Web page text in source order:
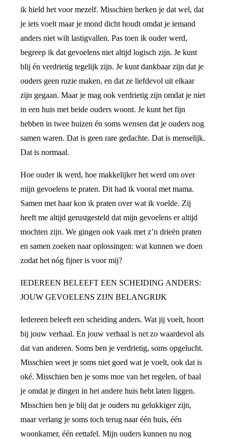
ik hield het voor mezelf. Misschien herken je dat wel, dat
je iets voelt maar je mond dicht houdt omdat je iemand
anders niet wilt lastigvallen. Pas toen ik ouder werd,
begreep ik dat gevoelens niet altijd logisch zijn. Je kunt
blij én verdrietig tegelijk zijn. Je kunt dankbaar zijn dat je
ouders geen ruzie maken, en dat ze liefdevol uit elkaar
zijn gegaan. Maar je mag ook verdrietig zijn omdat je niet
in een huis met beide ouders woont. Je kunt het fijn
hebben in twee huizen én soms wensen dat je ouders nog
samen waren. Dat is geen rare gedachte. Dat is menselijk.
Dat is normaal.
Hoe ouder ik werd, hoe makkelijker het werd om over
mijn gevoelens te praten. Dit had ik vooral met mama.
Samen met haar kon ik praten over wat ik voelde. Zij
heeft me altijd gerustgesteld dat mijn gevoelens er altijd
mochten zijn. We gingen ook vaak met z’n drieën praten
en samen zoeken naar oplossingen: wat kunnen we doen
zodat het nóg fijner is voor mij?
IEDEREEN BELEEFT EEN SCHEIDING ANDERS:
JOUW GEVOELENS ZIJN BELANGRIJK
Iedereen beleeft een scheiding anders. Wat jij voelt, hoort
bij jouw verhaal. En jouw verhaal is net zo waardevol als
dat van anderen. Soms ben je verdrietig, soms opgelucht.
Misschien weet je soms niet goed wat je voelt, ook dat is
oké. Misschien ben je soms moe van het regelen, of baal
je omdat je dingen in het andere huis hebt laten liggen.
Misschien ben je blij dat je ouders nu gelukkiger zijn,
maar verlang je soms toch terug naar één huis, één
woonkamer, één eettafel. Mijn ouders kunnen nu nog